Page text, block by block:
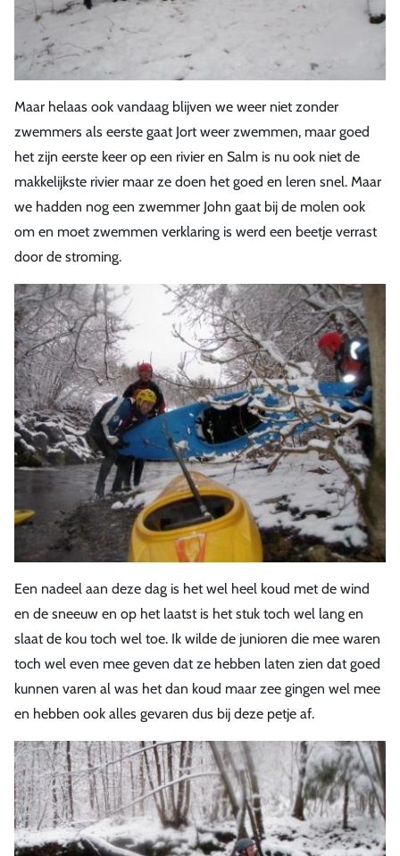
Maar helaas ook vandaag blijven we weer niet zonder
zwemmers als eerste gaat Jort weer zwemmen, maar goed
het zijn eerste keer op een rivier en Salm is nu ook niet de
makkelijkste rivier maar ze doen het goed en leren snel. Maar
we hadden nog een zwemmer John gaat bij de molen ook
om en moet zwemmen verklaring is werd een beetje verrast
door de stroming.
Een nadeel aan deze dag is het wel heel koud met de wind
en de sneeuw en op het laatst is het stuk toch wel lang en
slaat de kou toch wel toe. Ik wilde de junioren die mee waren
toch wel even mee geven dat ze hebben laten zien dat goed
kunnen varen al was het dan koud maar zee gingen wel mee
en hebben ook alles gevaren dus bij deze petje af.